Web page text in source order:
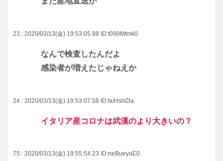
23 : 2020/03/13(金) 19:53:05.98 ID:t098Mtmk0
なんで検査したんだよ
感染者が増えたじゃねえか
24 : 2020/03/13(金) 19:53:07.56 ID:tx/HslsDa
イタリア産コロナは武漢のより大きいの？
75 : 2020/03/13(金) 19:55:54.23 ID:neBueyaE0